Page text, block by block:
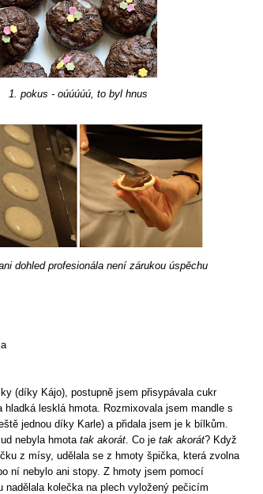
1. pokus - oúúúúú, to byl hnus
dohled profesionála není zárukou úspěchu
(díky Kájo), postupně jsem přisypávala cukr
hladká lesklá hmota. Rozmixovala jsem mandle s
jednou díky Karle) a přidala jsem je k bílkům.
nebyla hmota tak akorát . Co je tak akorát? Když
z mísy, udělala se z hmoty špička, která zvolna
ní nebylo ani stopy. Z hmoty jsem pomocí
nadělala kolečka na plech vyložený pečicím